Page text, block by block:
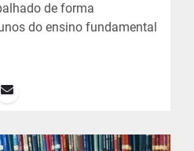
de forma
do ensino fundamental